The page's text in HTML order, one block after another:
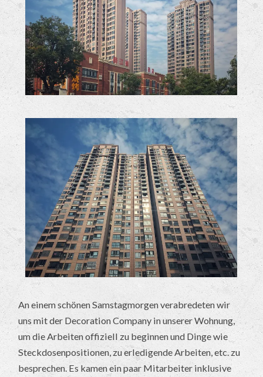
An einem schönen Samstagmorgen verabredeten wir
uns mit der Decoration Company in unserer Wohnung,
um die Arbeiten offiziell zu beginnen und Dinge wie
Steckdosenpositionen, zu erledigende Arbeiten, etc. zu
besprechen. Es kamen ein paar Mitarbeiter inklusive